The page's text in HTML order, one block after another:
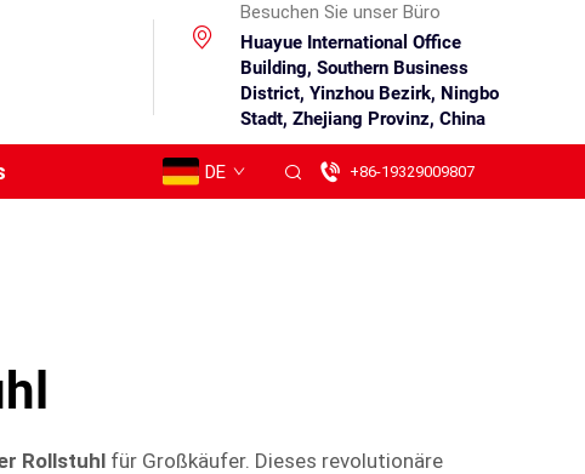
Besuchen Sie unser Büro
Huayue International Office
Building, Southern Business
District, Yinzhou Bezirk, Ningbo
Stadt, Zhejiang Provinz, China
DE +86-19329009807
Rollstuhl für Großkäufer. Dieses revolutionäre